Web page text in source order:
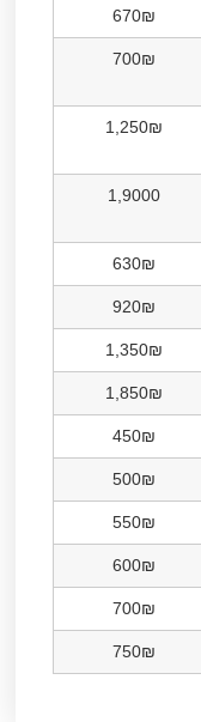
670₪
700₪
1,250₪
1,9000
630₪
920₪
1,350₪
1,850₪
450₪
500₪
550₪
600₪
700₪
750₪